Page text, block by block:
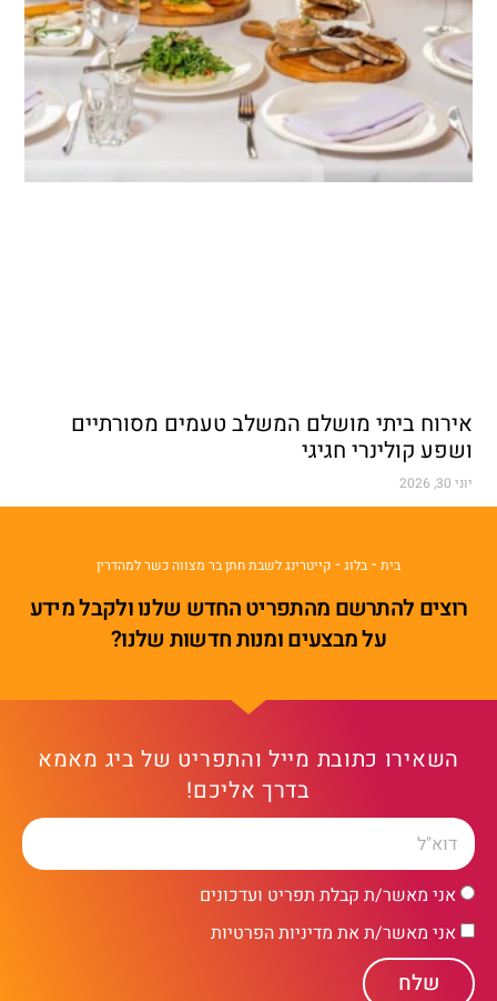
אירוח ביתי מושלם המשלב טעמים מסורתיים
ושפע קולינרי חגיגי
יוני 30, 2026
בית - בלוג - קייטרינג לשבת חתן בר מצווה כשר למהדרין
רוצים להתרשם מהתפריט החדש שלנו ולקבל מידע
על מבצעים ומנות חדשות שלנו?
השאירו כתובת מייל והתפריט של ביג מאמא
בדרך אליכם!
אני מאשר/ת קבלת תפריט ועדכונים
אני מאשר/ת את מדיניות הפרטיות
שלח